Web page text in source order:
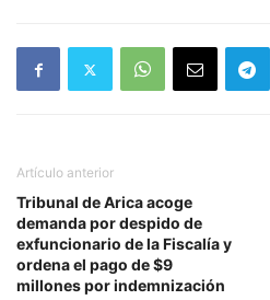
Artículo anterior
Tribunal de Arica acoge
demanda por despido de
exfuncionario de la Fiscalía y
ordena el pago de $9
millones por indemnización